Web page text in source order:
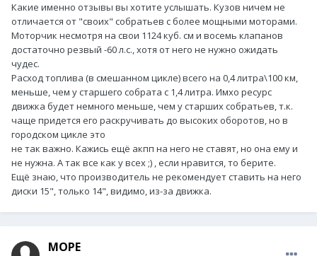
Какие именно отзывы вы хотите услышать. Кузов ничем не
отличается от "своих" собратьев с более мощными моторами.
Моторчик несмотря на свои 1124 куб. см и восемь клапанов
достаточно резвый -60 л.с., хотя от него не нужно ожидать
чудес.
Расход топлива (в смешанном цикле) всего на 0,4 литра\100 км,
меньше, чем у старшего собрата с 1,4 литра. Имхо ресурс
движка будет немного меньше, чем у старших собратьев, т.к.
чаще придется его раскручивать до высоких оборотов, но в
городском цикле это
не так важно. Кажись ещё акпп на него не ставят, но она ему и
не нужна. А так все как у всех ;) , если нравится, то берите.
Ещё знаю, что производитель не рекомендует ставить на него
диски 15", только 14", видимо, из-за движка.
МОРЕ